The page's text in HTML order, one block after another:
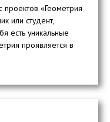
«Геометрия
или студент,
есть уникальные
проявляется в